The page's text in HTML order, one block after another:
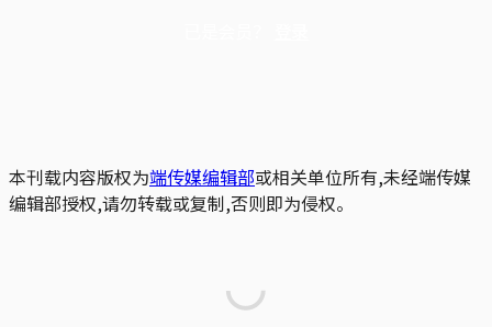
本刊载内容版权为端传媒编辑部或相关单位所有,未经端传媒
编辑部授权,请勿转载或复制,否则即为侵权。